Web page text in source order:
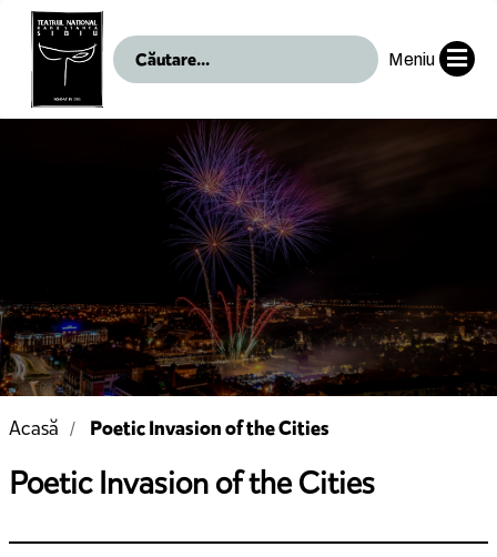
Meniu
Acasă Poetic Invasion of the Cities
Poetic Invasion of the Cities